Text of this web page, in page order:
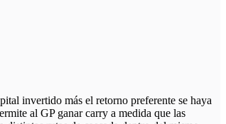
invertido más el retorno preferente se haya
al GP ganar carry a medida que las